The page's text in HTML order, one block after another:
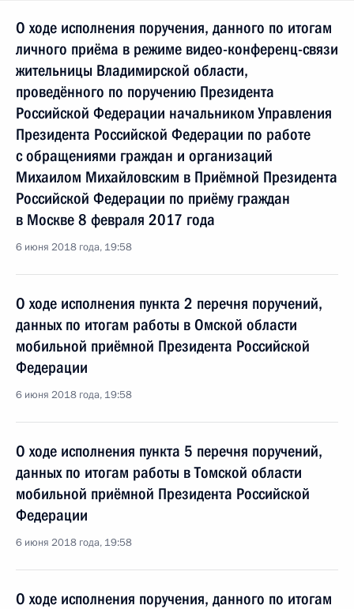
О ходе исполнения поручения, данного по итогам
личного приёма в режиме видео-конференц-связи
жительницы Владимирской области,
проведённого по поручению Президента
Российской Федерации начальником Управления
Президента Российской Федерации по работе
с обращениями граждан и организаций
Михаилом Михайловским в Приёмной Президента
Российской Федерации по приёму граждан
в Москве 8 февраля 2017 года
6 июня 2018 года, 19:58
О ходе исполнения пункта 2 перечня поручений,
данных по итогам работы в Омской области
мобильной приёмной Президента Российской
Федерации
6 июня 2018 года, 19:58
О ходе исполнения пункта 5 перечня поручений,
данных по итогам работы в Томской области
мобильной приёмной Президента Российской
Федерации
6 июня 2018 года, 19:58
О ходе исполнения поручения, данного по итогам